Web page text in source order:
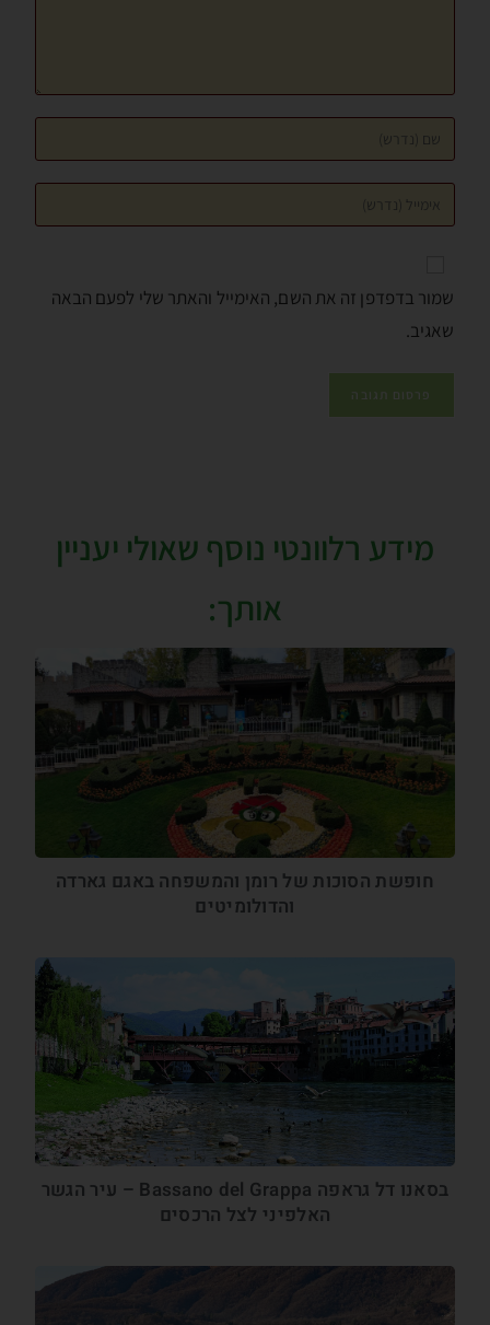
שמור בדפדפן זה את השם, האימייל והאתר שלי לפעם הבאה
שאגיב.
מידע רלוונטי נוסף שאולי יעניין
אותך:
חופשת הסוכות של רומן והמשפחה באגם גארדה
והדולומיטים
בסאנו דל גראפה Bassano del Grappa – עיר הגשר
האלפיני לצל הרכסים